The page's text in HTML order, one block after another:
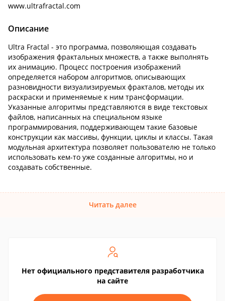
www.ultrafractal.com
Описание
Ultra Fractal - это программа, позволяющая создавать
изображения фрактальных множеств, а также выполнять
их анимацию. Процесс построения изображений
определяется набором алгоритмов, описывающих
разновидности визуализируемых фракталов, методы их
раскраски и применяемые к ним трансформации.
Указанные алгоритмы представляются в виде текстовых
файлов, написанных на специальном языке
программирования, поддерживающем такие базовые
конструкции как массивы, функции, циклы и классы. Такая
модульная архитектура позволяет пользователю не только
использовать кем-то уже созданные алгоритмы, но и
создавать собственные.
Читать далее
Нет официального представителя разработчика
на сайте